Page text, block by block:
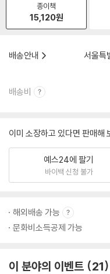
종이책
15,120원
배송안내
서울특
배송비
이미 소장하고 있다면 판매해
예스24에 팔기
바이백 신청 불가
해외배송 가능
문화비소득공제 가능
이 분야의 이벤트 21